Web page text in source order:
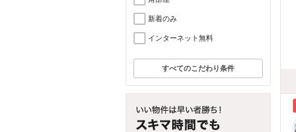
新着のみ
インターネット無料
すべてのこだわり条件